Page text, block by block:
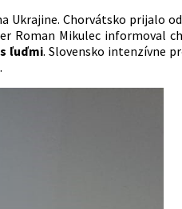
Ukrajine. Chorvátsko prijalo
Roman Mikulec informoval
ľuďmi. Slovensko intenzívne